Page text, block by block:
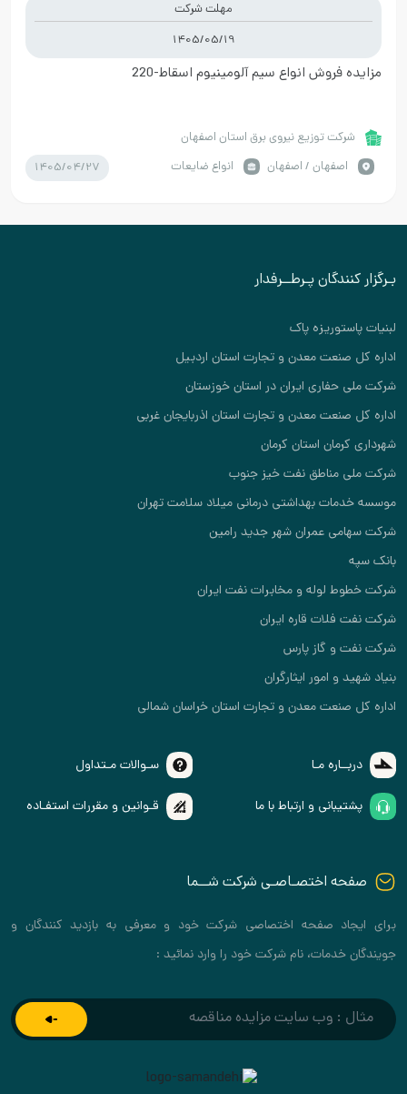
مهلت شرکت
1405/05/19
مزایده فروش انواع سیم آلومینیوم اسقاط-220
شرکت توزیع نیروی برق استان اصفهان
اصفهان / اصفهان
انواع ضایعات 1405/04/27
بـرگزار کنندگان پـرطــرفدار
لبنیات پاستوریزه پاک
اداره کل صنعت معدن و تجارت استان اردبیل
شرکت ملی حفاری ایران در استان خوزستان
اداره کل صنعت معدن و تجارت استان اذربایجان غربی
شهرداری کرمان استان کرمان
شرکت ملی مناطق نفت خیز جنوب
موسسه خدمات بهداشتی درمانی میلاد سلامت تهران
شرکت سهامی عمران شهر جدید رامین
بانک سپه
شرکت خطوط لوله و مخابرات نفت ایران
شرکت نفت فلات قاره ایران
شرکت نفت و گاز پارس
بنیاد شهید و امور ایثارگران
اداره کل صنعت معدن و تجارت استان خراسان شمالی
دربــاره مـا سـوالات مـتداول
پشتیبانی و ارتباط با ما قـوانین و مقررات استفـاده
صفحه اختصـاصـی شرکت شــما
برای ایجاد صفحه اختصاصی شرکت خود و معرفی به بازدید کنندگان و
جویندگان خدمات، نام شرکت خود را وارد نمائید :